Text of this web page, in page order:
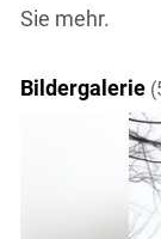
Sie mehr.
Bildergalerie